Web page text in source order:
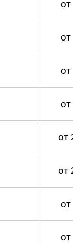
от
от